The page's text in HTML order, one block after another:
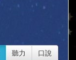
聽力 口說